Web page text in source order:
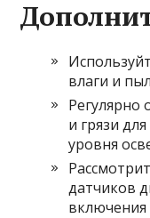
влаги и
Регулярно
и грязи
уровня
датчиков
включения